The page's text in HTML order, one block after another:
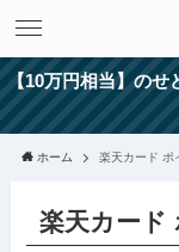
【10万円相当】のせ
ホーム 楽天カード ポ
楽天カード